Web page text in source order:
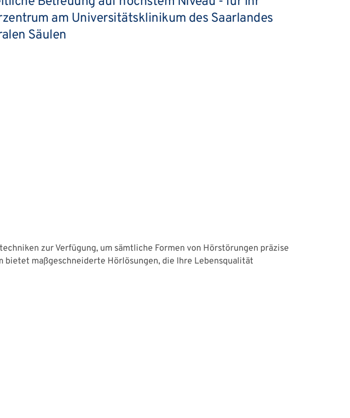
am Universitätsklinikum des Saarlandes
Säulen
zur Verfügung, um sämtliche Formen von Hörstörungen präzise
bietet maßgeschneiderte Hörlösungen, die Ihre Lebensqualität